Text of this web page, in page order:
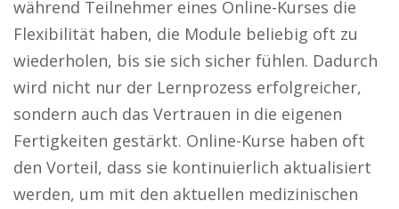
während Teilnehmer eines Online-Kurses die
Flexibilität haben, die Module beliebig oft zu
wiederholen, bis sie sich sicher fühlen. Dadurch
wird nicht nur der Lernprozess erfolgreicher,
sondern auch das Vertrauen in die eigenen
Fertigkeiten gestärkt. Online-Kurse haben oft
den Vorteil, dass sie kontinuierlich aktualisiert
werden, um mit den aktuellen medizinischen